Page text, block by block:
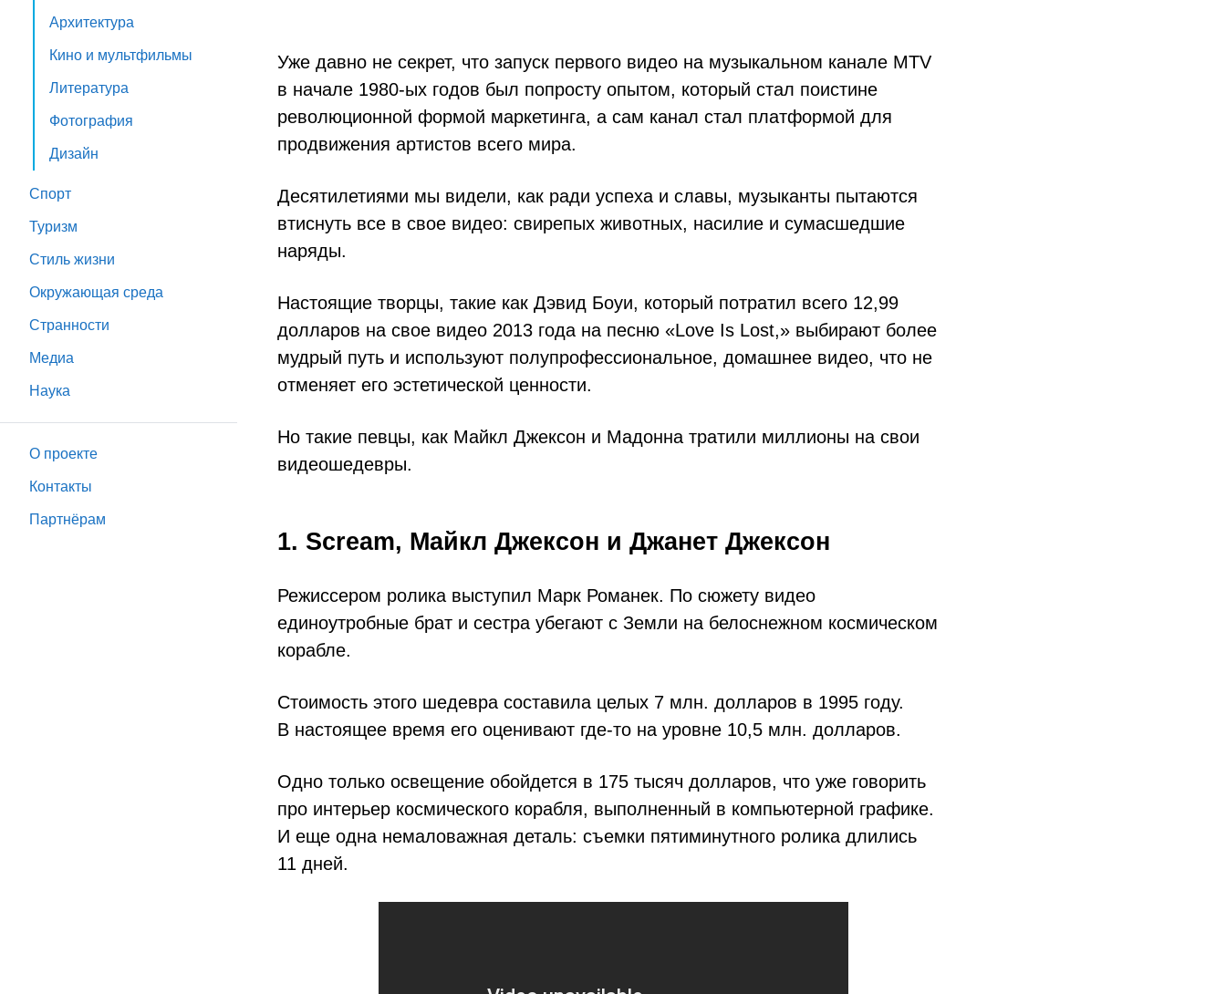
Архитектура
Кино и мультфильмы
Литература
Фотография
Дизайн
Спорт
Туризм
Стиль жизни
Окружающая среда
Странности
Медиа
Наука
О проекте
Контакты
Партнёрам
Уже давно не секрет, что запуск первого видео на музыкальном канале MTV
в начале 1980-ых годов был попросту опытом, который стал поистине
революционной формой маркетинга, а сам канал стал платформой для
продвижения артистов всего мира.
Десятилетиями мы видели, как ради успеха и славы, музыканты пытаются
втиснуть все в свое видео: свирепых животных, насилие и сумасшедшие
наряды.
Настоящие творцы, такие как Дэвид Боуи, который потратил всего 12,99
долларов на свое видео 2013 года на песню «Love Is Lost,» выбирают более
мудрый путь и используют полупрофессиональное, домашнее видео, что не
отменяет его эстетической ценности.
Но такие певцы, как Майкл Джексон и Мадонна тратили миллионы на свои
видеошедевры.
1. Scream, Майкл Джексон и Джанет Джексон
Режиссером ролика выступил Марк Романек. По сюжету видео
единоутробные брат и сестра убегают с Земли на белоснежном космическом
корабле.
Стоимость этого шедевра составила целых 7 млн. долларов в 1995 году.
В настоящее время его оценивают где-то на уровне 10,5 млн. долларов.
Одно только освещение обойдется в 175 тысяч долларов, что уже говорить
про интерьер космического корабля, выполненный в компьютерной графике.
И еще одна немаловажная деталь: съемки пятиминутного ролика длились
11 дней.